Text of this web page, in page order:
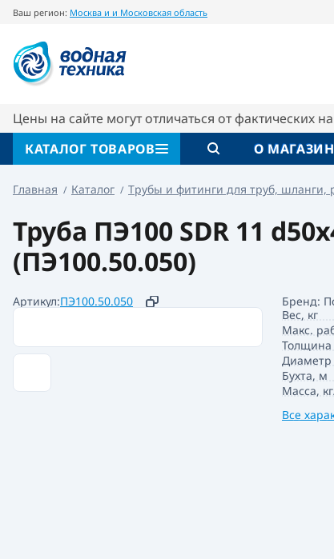
Ваш регион: Москва и и Московская область
Цены на сайте могут отличаться от фактических
КАТАЛОГ ТОВАРОВ
О
Главная Каталог Трубы и фитинги для труб, шланги,
Труба ПЭ100 SDR 11
(ПЭ100.50.050)
Артикул:ПЭ100.50.050 Бренд:
Вес, кг
Макс.
Толщина
Бухта, м
Масса,
Все
Характеристики